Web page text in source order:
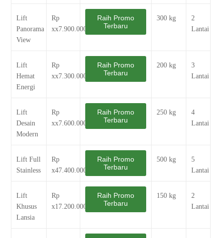
Lift
Panorama
View
Rp
xx7.900.000
Raih Promo
Terbaru
300 kg
2
Lantai
Lift
Hemat
Energi
Rp
xx7.300.000
Raih Promo
Terbaru
200 kg
3
Lantai
Lift
Desain
Modern
Rp
xx7.600.000
Raih Promo
Terbaru
250 kg
4
Lantai
Lift Full
Stainless
Rp
x47.400.000
Raih Promo
Terbaru
500 kg
5
Lantai
Lift
Khusus
Lansia
Rp
x17.200.000
Raih Promo
Terbaru
150 kg
2
Lantai